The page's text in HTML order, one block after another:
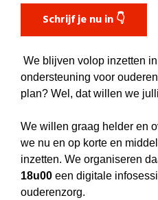
Schrijf je nu in 👇
We blijven volop inzetten
ondersteuning voor
plan? Wel, dat willen we
We willen graag helder en
we nu en op korte en
inzetten. We organiseren
18u00 een digitale
ouderenzorg.